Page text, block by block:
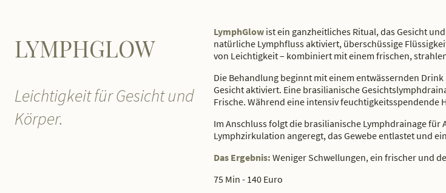
LYMPHGLOW
Leichtigkeit für Gesicht und
Körper.
LymphGlow ist ein ganzheitliches Ritual, das Gesicht
natürliche Lymphfluss aktiviert, überschüssige
von Leichtigkeit – kombiniert mit einem frischen,
Die Behandlung beginnt mit einem entwässernden
Gesicht aktiviert. Eine brasilianische
Frische. Während eine intensiv
Im Anschluss folgt die brasilianische Lymphdrainage
Lymphzirkulation angeregt, das Gewebe entlastet und
Das Ergebnis: Weniger Schwellungen, ein frischer und
75 Min - 140 Euro